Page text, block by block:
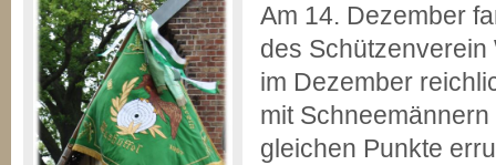
Am 14. Dezember
des Schützenverein
im Dezember
mit
gleichen Punkte